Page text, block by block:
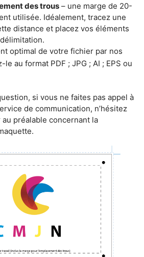
des trous – une marge de 20-
utilisée. Idéalement, tracez une
distance et placez vos éléments
optimal de votre fichier par nos
au format PDF ; JPG ; AI ; EPS ou
si vous ne faites pas appel à
de communication, n’hésitez
préalable concernant la